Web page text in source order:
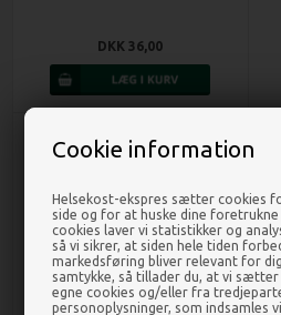
Cookie information
Helsekost-ekspres sætter cookies
side og for at huske dine
cookies laver vi statistikker og
så vi sikrer, at siden hele tiden
markedsføring bliver relevant for
samtykke, så tillader du, at vi
egne cookies og/eller fra
personoplysninger, som indsamles
DKK 36,00